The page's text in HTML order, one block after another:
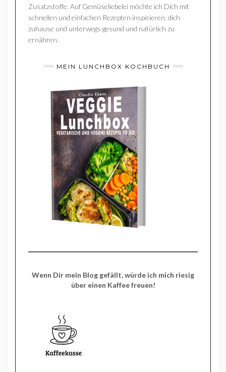
Zusatzstoffe. Auf Gemüseliebelei möchte ich Dich mit
schnellen und einfachen Rezepten inspirieren, dich
zuhause und unterwegs gesund und natürlich zu
ernähren.
MEIN LUNCHBOX KOCHBUCH
Wenn Dir mein Blog gefällt, würde ich mich riesig
über einen Kaffee freuen!